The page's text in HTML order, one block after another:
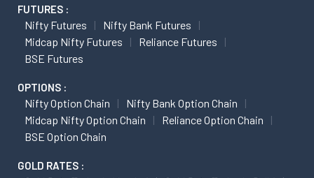
FUTURES :
Nifty Futures
Nifty Bank Futures
Midcap Nifty Futures
Reliance Futures
BSE Futures
OPTIONS :
Nifty Option Chain
Nifty Bank Option Chain
Midcap Nifty Option Chain
Reliance Option Chain
BSE Option Chain
GOLD RATES :